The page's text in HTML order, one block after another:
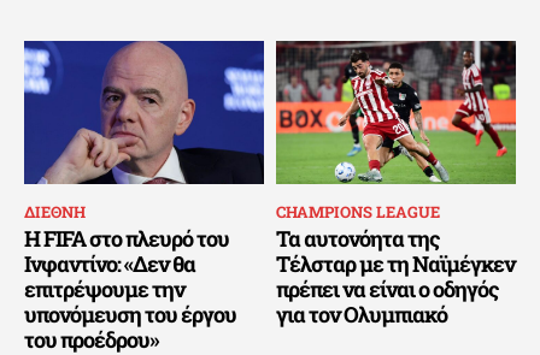
ΔΙΕΘΝΗ
Η FIFA στο πλευρό του
Ινφαντίνο: «Δεν θα
επιτρέψουμε την
υπονόμευση του έργου
του προέδρου»
CHAMPIONS LEAGUE
Τα αυτονόητα της
Τέλσταρ με τη Ναϊμέγκεν
πρέπει να είναι ο οδηγός
για τον Ολυμπιακό